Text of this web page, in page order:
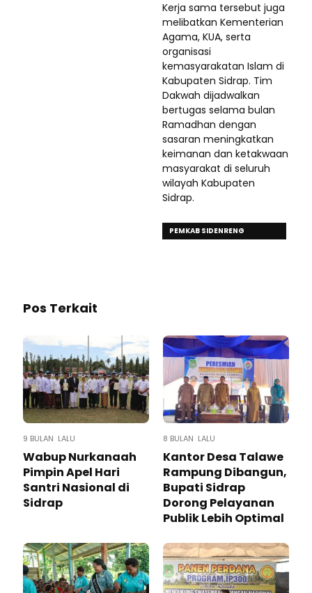
Kerja sama tersebut juga
melibatkan Kementerian
Agama, KUA, serta
organisasi
kemasyarakatan Islam di
Kabupaten Sidrap. Tim
Dakwah dijadwalkan
bertugas selama bulan
Ramadhan dengan
sasaran meningkatkan
keimanan dan ketakwaan
masyarakat di seluruh
wilayah Kabupaten
Sidrap.
PEMKAB SIDENRENG
Pos Terkait
9 BULAN LALU
Wabup Nurkanaah
Pimpin Apel Hari
Santri Nasional di
Sidrap
8 BULAN LALU
Kantor Desa Talawe
Rampung Dibangun,
Bupati Sidrap
Dorong Pelayanan
Publik Lebih Optimal